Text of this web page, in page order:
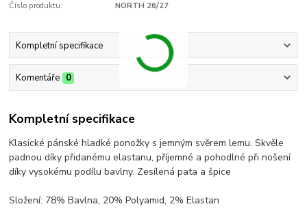
Číslo produktu: NORTH 26/27
Kompletní specifikace
Komentáře 0
Kompletní specifikace
Klasické pánské hladké ponožky s jemným svěrem lemu. Skvěle
padnou díky přidanému elastanu, příjemné a pohodlné při nošení
díky vysokému podílu bavlny. Zesílená pata a špice
Složení: 78% Bavlna, 20% Polyamid, 2% Elastan